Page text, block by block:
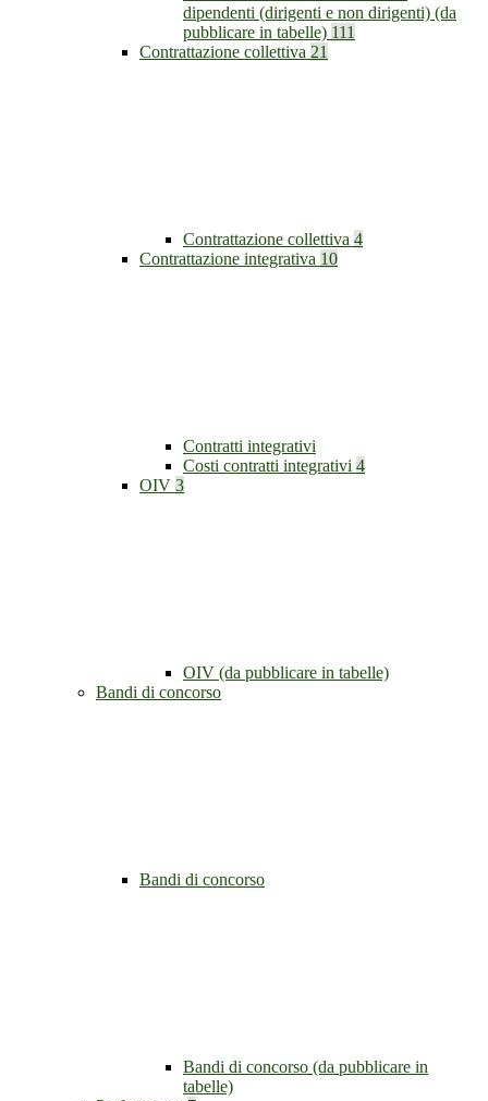
dipendenti (dirigenti e non dirigenti) (da
pubblicare in tabelle) 111
Contrattazione collettiva 21
Contrattazione collettiva 4
Contrattazione integrativa 10
Contratti integrativi
Costi contratti integrativi 4
OIV 3
OIV (da pubblicare in tabelle)
Bandi di concorso
Bandi di concorso
Bandi di concorso (da pubblicare in
tabelle)